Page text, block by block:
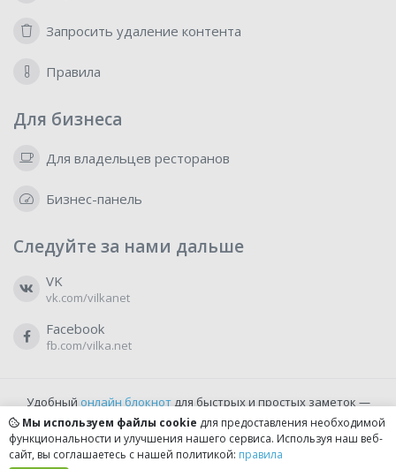
Запросить удаление контента
Правила
Для бизнеса
Для владельцев ресторанов
Бизнес-панель
Следуйте за нами дальше
VK
vk.com/vilkanet
Facebook
fb.com/vilka.net
Удобный онлайн блокнотдля быстрых и простых заметок —
бесплатно и доступно прямо из браузера.
Мы используем файлы cookie для предоставления необходимой
функциональности и улучшения нашего сервиса. Используя наш веб-
сайт, вы соглашаетесь с нашей политикой: правила